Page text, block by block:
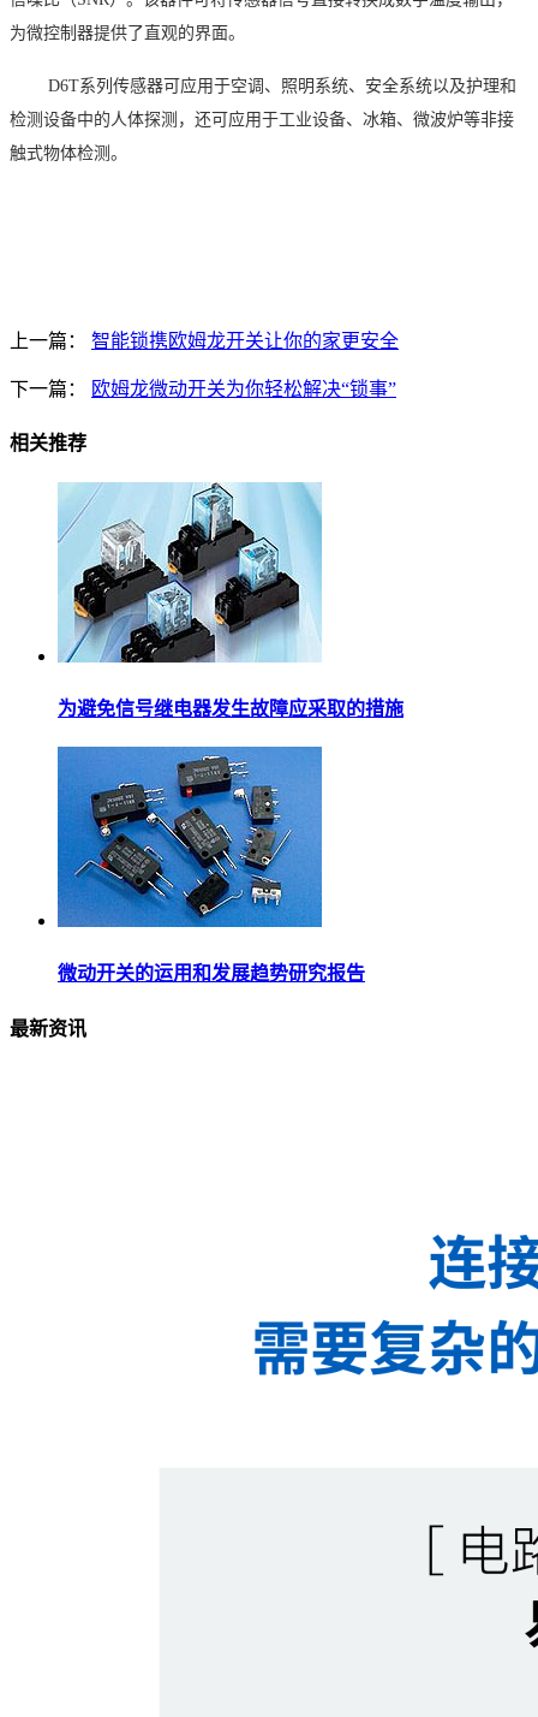
为微控制器提供了直观的界面。
D6T系列传感器可应用于空调、照明系统、安全系统以及护理和
检测设备中的人体探测，还可应用于工业设备、冰箱、微波炉等非接
触式物体检测。
上一篇： 智能锁携欧姆龙开关让你的家更安全
下一篇： 欧姆龙微动开关为你轻松解决“锁事”
相关推荐
为避免信号继电器发生故障应采取的措施
微动开关的运用和发展趋势研究报告
最新资讯